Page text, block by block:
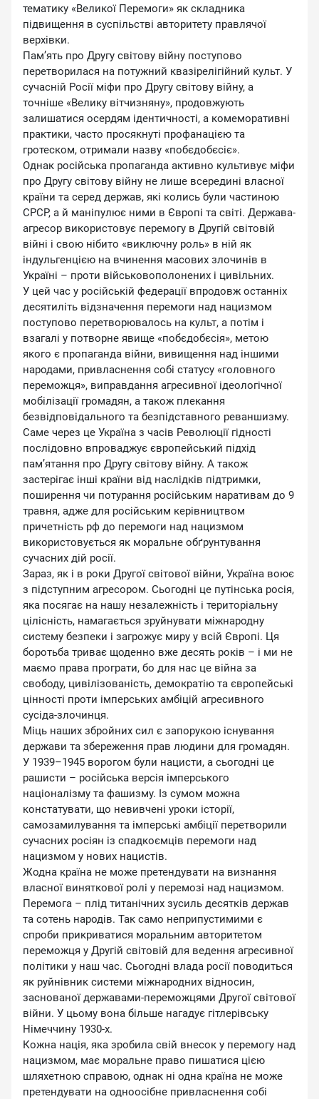
тематику «Великої Перемоги» як складника
підвищення в суспільстві авторитету правлячої
верхівки.
Пам’ять про Другу світову війну поступово
перетворилася на потужний квазірелігійний культ. У
сучасній Росії міфи про Другу світову війну, а
точніше «Велику вітчизняну», продовжують
залишатися осердям ідентичності, а комеморативні
практики, часто просякнуті профанацією та
гротеском, отримали назву «побєдобєсіє».
Однак російська пропаганда активно культивує міфи
про Другу світову війну не лише всередині власної
країни та серед держав, які колись були частиною
СРСР, а й маніпулює ними в Європі та світі. Держава-
агресор використовує перемогу в Другій світовій
війні і свою нібито «виключну роль» в ній як
індульгенцією на вчинення масових злочинів в
Україні – проти військовополонених і цивільних.
У цей час у російській федерації впродовж останніх
десятиліть відзначення перемоги над нацизмом
поступово перетворювалось на культ, а потім і
взагалі у потворне явище «побєдобєсія», метою
якого є пропаганда війни, вивищення над іншими
народами, привласнення собі статусу «головного
переможця», виправдання агресивної ідеологічної
мобілізації громадян, а також плекання
безвідповідального та безпідставного реваншизму.
Саме через це Україна з часів Революції гідності
послідовно впроваджує європейський підхід
пам’ятання про Другу світову війну. А також
застерігає інші країни від наслідків підтримки,
поширення чи потурання російським наративам до 9
травня, адже для російським керівництвом
причетність рф до перемоги над нацизмом
використовується як моральне обґрунтування
сучасних дій росії.
Зараз, як і в роки Другої світової війни, Україна воює
з підступним агресором. Сьогодні це путінська росія,
яка посягає на нашу незалежність і територіальну
цілісність, намагається зруйнувати міжнародну
систему безпеки і загрожує миру у всій Європі. Ця
боротьба триває щоденно вже десять років – і ми не
маємо права програти, бо для нас це війна за
свободу, цивілізованість, демократію та європейські
цінності проти імперських амбіцій агресивного
сусіда-злочинця.
Міць наших збройних сил є запорукою існування
держави та збереження прав людини для громадян.
У 1939–1945 ворогом були нацисти, а сьогодні це
рашисти – російська версія імперського
націоналізму та фашизму. Із сумом можна
констатувати, що невивчені уроки історії,
самозамилування та імперські амбіції перетворили
сучасних росіян із спадкоємців перемоги над
нацизмом у нових нацистів.
Жодна країна не може претендувати на визнання
власної виняткової ролі у перемозі над нацизмом.
Перемога – плід титанічних зусиль десятків держав
та сотень народів. Так само неприпустимими є
спроби прикриватися моральним авторитетом
переможця у Другій світовій для ведення агресивної
політики у наш час. Сьогодні влада росії поводиться
як руйнівник системи міжнародних відносин,
заснованої державами-переможцями Другої світової
війни. У цьому вона більше нагадує гітлерівську
Німеччину 1930-х.
Кожна нація, яка зробила свій внесок у перемогу над
нацизмом, має моральне право пишатися цією
шляхетною справою, однак ні одна країна не може
претендувати на одноосібне привласнення собі